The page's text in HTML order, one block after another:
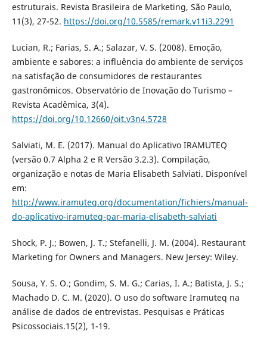
estruturais. Revista Brasileira de Marketing, São Paulo,
11(3), 27-52. https://doi.org/10.5585/remark.v11i3.2291
Lucian, R.; Farias, S. A.; Salazar, V. S. (2008). Emoção,
ambiente e sabores: a influência do ambiente de serviços
na satisfação de consumidores de restaurantes
gastronômicos. Observatório de Inovação do Turismo –
Revista Acadêmica, 3(4).
https://doi.org/10.12660/oit.v3n4.5728
Salviati, M. E. (2017). Manual do Aplicativo IRAMUTEQ
(versão 0.7 Alpha 2 e R Versão 3.2.3). Compilação,
organização e notas de Maria Elisabeth Salviati. Disponível
em:
http://www.iramuteq.org/documentation/fichiers/manual-
do-aplicativo-iramuteq-par-maria-elisabeth-salviati
Shock, P. J.; Bowen, J. T.; Stefanelli, J. M. (2004). Restaurant
Marketing for Owners and Managers. New Jersey: Wiley.
Sousa, Y. S. O.; Gondim, S. M. G.; Carias, I. A.; Batista, J. S.;
Machado D. C. M. (2020). O uso do software Iramuteq na
análise de dados de entrevistas. Pesquisas e Práticas
Psicossociais.15(2), 1-19.